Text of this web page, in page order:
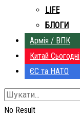
LIFE
БЛОГИ
Армія / ВПК
Китай Сьогодні
ЄС та НАТО
No Result